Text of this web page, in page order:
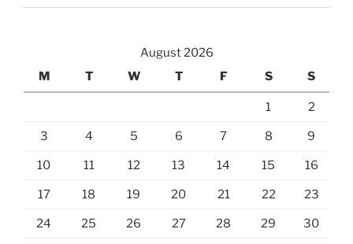
August 2026
M
T W T F S S
1 2
3 4 5 6 7 8 9
10 11 12 13 14 15 16
17 18 19 20 21 22 23
24 25 26 27 28 29 30